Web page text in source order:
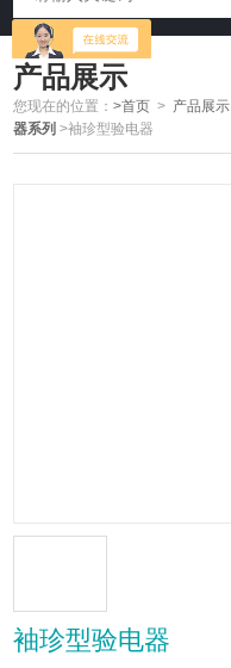
产品展示
您现在的位置：>首页 > 产品展示
器系列 >袖珍型验电器
袖珍型验电器